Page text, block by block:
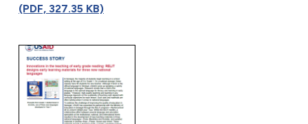
(PDF, 327.35 KB)